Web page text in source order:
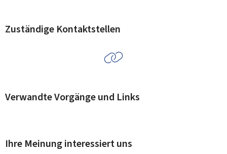
Zuständige Kontaktstellen
Verwandte Vorgänge und Links
Ihre Meinung interessiert uns